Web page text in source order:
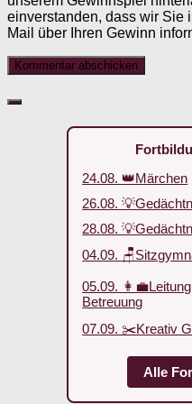
einverstanden, dass wir Sie
Mail über Ihren Gewinn
24.08. 👑Märchen
26.08.
28.08.
04.09.
05.09.
Betreuung
07.09. ✂️Kreativ
Alle